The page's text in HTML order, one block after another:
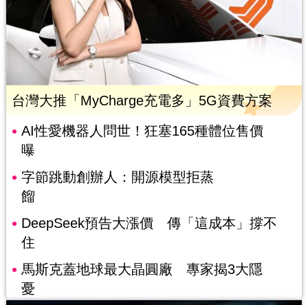
台灣大推「MyCharge充電多」5G資費方案
AI性愛機器人問世！狂塞165種體位售價
曝
字節跳動創辦人：開源模型拒蒸
餾
DeepSeek預告大漲價 傳「這成本」撐不
住
馬斯克蓋地球最大晶圓廠 專家揭3大隱
憂